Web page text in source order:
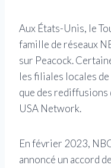
Aux États-Unis, le
famille de réseaux
sur Peacock.
les filiales locales
que des rediffusions
USA Network.
En février 2023,
annoncé un accord